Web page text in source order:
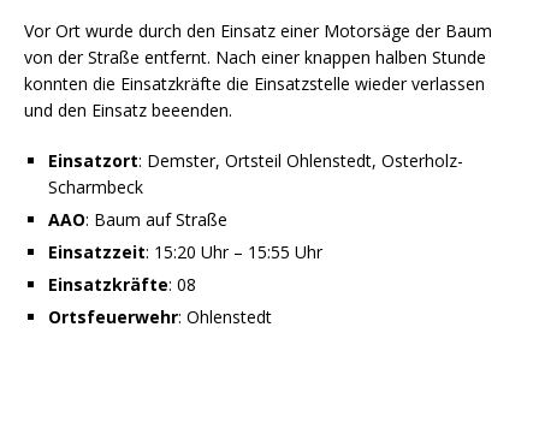
Vor Ort wurde durch den Einsatz einer Motorsäge der Baum
von der Straße entfernt. Nach einer knappen halben Stunde
konnten die Einsatzkräfte die Einsatzstelle wieder verlassen
und den Einsatz beeenden.
Einsatzort: Demster, Ortsteil Ohlenstedt, Osterholz-
Scharmbeck
AAO: Baum auf Straße
Einsatzzeit: 15:20 Uhr – 15:55 Uhr
Einsatzkräfte: 08
Ortsfeuerwehr: Ohlenstedt